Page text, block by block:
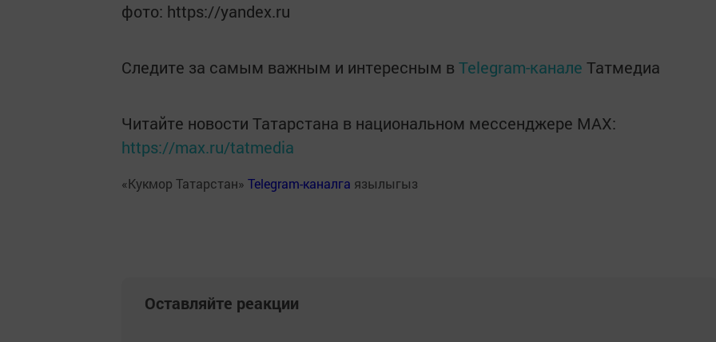
фото: https://yandex.ru
Следите за самым важным и интересным в Telegram-канале Татмедиа
Читайте новости Татарстана в национальном мессенджере MАХ:
https://max.ru/tatmedia
«Кукмор Татарстан» Telegram-каналга язылыгыз
Оставляйте реакции